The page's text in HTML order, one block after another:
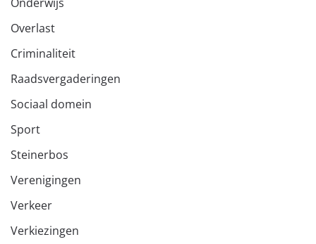
Overlast
Criminaliteit
Raadsvergaderingen
Sociaal domein
Sport
Steinerbos
Verenigingen
Verkeer
Verkiezingen